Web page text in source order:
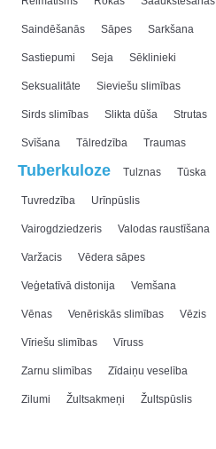
Saindēšanās Sāpes Sarkšana
Sastiepumi Seja Sēklinieki
Seksualitāte Sieviešu slimības
Sirds slimības Slikta dūša Strutas
Svīšana Tālredzība Traumas
Tuberkuloze Tulznas Tūska
Tuvredzība Urīnpūslis
Vairogdziedzeris Valodas raustīšana
Varžacis Vēdera sāpes
Veģetatīvā distonija Vemšana
Vēnas Venēriskās slimības Vēzis
Vīriešu slimības Vīruss
Zarnu slimības Zīdaiņu veselība
Zilumi Žultsakmeņi Žultspūslis